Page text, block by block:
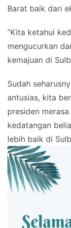
Barat baik dari
“Kita ketahui
mengucurkan
kemajuan di
Sudah
antusias, kita
presiden
kedatangan
lebih baik di